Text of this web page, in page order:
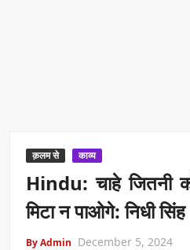
क़लम से काव्य
Hindu: चाहे जितनी
मिटा न पाओगे: निधी सिंह
By Admin December 5, 2024